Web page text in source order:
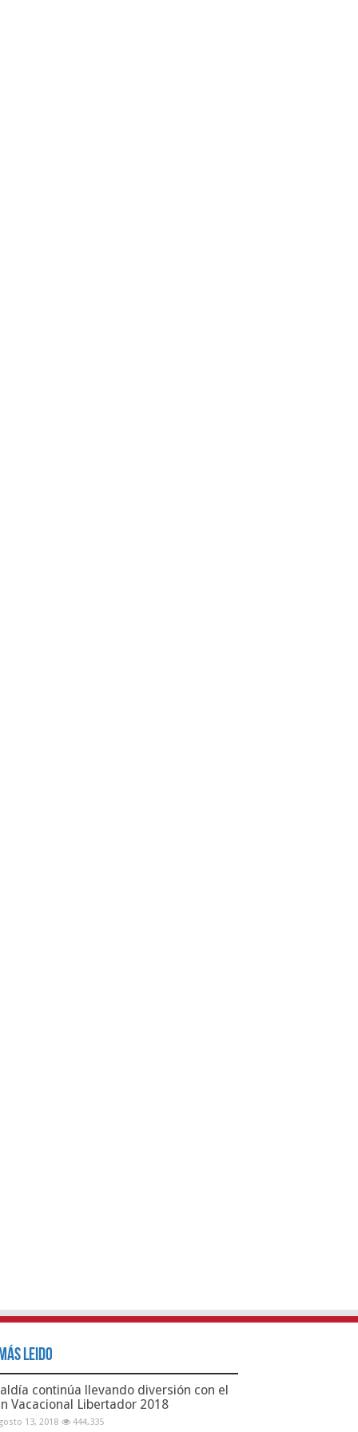
Leido
continúa llevando diversión con el
Vacacional Libertador 2018
13, 2018 444,335